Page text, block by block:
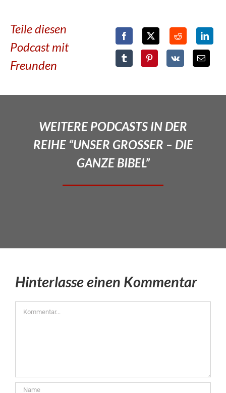
Teile diesen
Podcast mit
Freunden
WEITERE PODCASTS IN DER
REIHE “UNSER GROSSER – DIE
GANZE BIBEL”
Hinterlasse einen Kommentar